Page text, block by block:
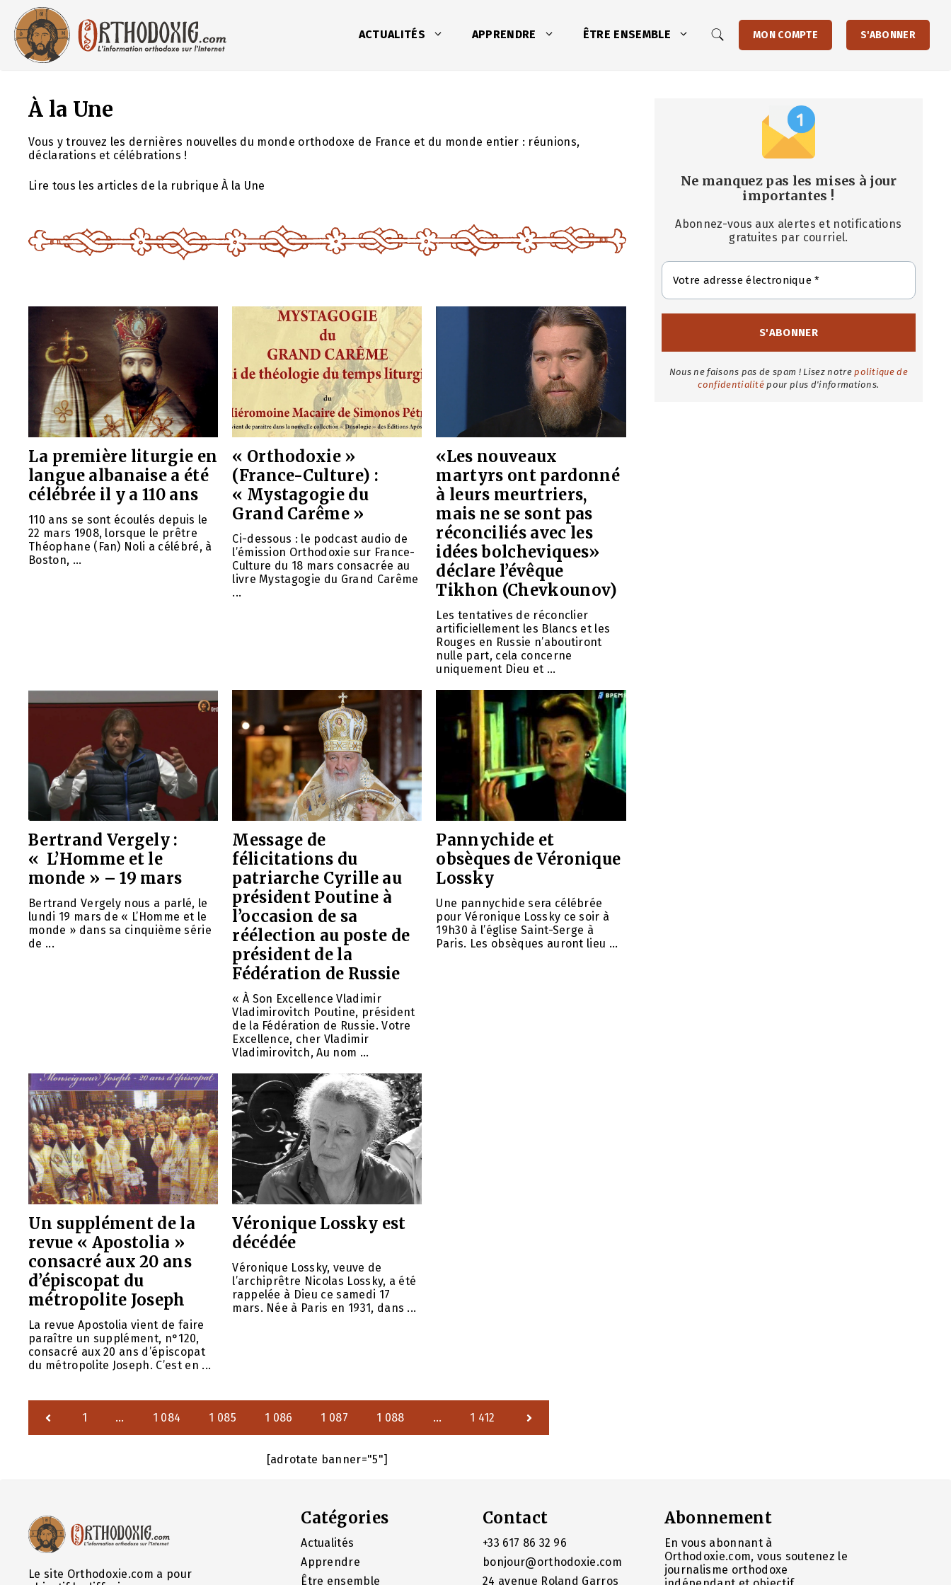
contenu
ACTUALITÉS APPRENDRE ÊTRE ENSEMBLE MON COMPTE S'ABONNER
À la Une
Vous y trouvez les dernières nouvelles du monde orthodoxe de France et du monde entier : réunions,
déclarations et célébrations !
Lire tous les articles de la rubrique À la Une
La première liturgie en
langue albanaise a été
célébrée il y a 110 ans
110 ans se sont écoulés depuis le
22 mars 1908, lorsque le prêtre
Théophane (Fan) Noli a célébré, à
Boston, ...
« Orthodoxie »
(France-Culture) :
« Mystagogie du
Grand Carême »
Ci-dessous : le podcast audio de
l’émission Orthodoxie sur France-
Culture du 18 mars consacrée au
livre Mystagogie du Grand Carême
...
«Les nouveaux
martyrs ont pardonné
à leurs meurtriers,
mais ne se sont pas
réconciliés avec les
idées bolcheviques»
déclare l’évêque
Tikhon (Chevkounov)
Les tentatives de réconclier
artificiellement les Blancs et les
Rouges en Russie n’aboutiront
nulle part, cela concerne
uniquement Dieu et ...
Bertrand Vergely :
« L’Homme et le
monde » – 19 mars
Bertrand Vergely nous a parlé, le
lundi 19 mars de « L’Homme et le
monde » dans sa cinquième série
de ...
Message de
félicitations du
patriarche Cyrille au
président Poutine à
l’occasion de sa
réélection au poste de
président de la
Fédération de Russie
« À Son Excellence Vladimir
Vladimirovitch Poutine, président
de la Fédération de Russie. Votre
Excellence, cher Vladimir
Vladimirovitch, Au nom ...
Pannychide et
obsèques de Véronique
Lossky
Une pannychide sera célébrée
pour Véronique Lossky ce soir à
19h30 à l’église Saint-Serge à
Paris. Les obsèques auront lieu ...
Un supplément de la
revue « Apostolia »
consacré aux 20 ans
d’épiscopat du
métropolite Joseph
La revue Apostolia vient de faire
paraître un supplément, n°120,
consacré aux 20 ans d’épiscopat
du métropolite Joseph. C’est en ...
Véronique Lossky est
décédée
Véronique Lossky, veuve de
l’archiprêtre Nicolas Lossky, a été
rappelée à Dieu ce samedi 17
mars. Née à Paris en 1931, dans ...
1 … 1 084 1 085 1 086 1 087 1 088 … 1 412
[adrotate banner="5"]
Ne manquez pas les mises à jour
importantes !
Abonnez-vous aux alertes et notifications
gratuites par courriel.
Nous ne faisons pas de spam ! Lisez notre politique de
confidentialité pour plus d'informations.
Le site Orthodoxie.com a pour
Catégories
Actualités
Apprendre
Être ensemble
Contact
+33 617 86 32 96
bonjour@orthodoxie.com
24 avenue Roland Garros
Abonnement
En vous abonnant à
Orthodoxie.com, vous soutenez le
journalisme orthodoxe